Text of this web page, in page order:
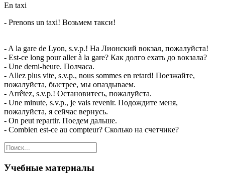
En taxi
- Prenons un taxi! Возьмем такси!
- A la gare de Lyon, s.v.p.! На Лионский вокзал, пожалуйста!
- Est-ce long pour aller à la gare? Как долго ехать до вокзала?
- Une demi-heure. Полчаса.
- Allez plus vite, s.v.p., nous sommes en retard! Поезжайте,
пожалуйста, быстрее, мы опаздываем.
- Arrêtez, s.v.p.! Остановитесь, пожалуйста.
- Une minute, s.v.p., je vais revenir. Подождите меня,
пожалуйста, я сейчас вернусь.
- On peut repartir. Поедем дальше.
- Combien est-ce au compteur? Сколько на счетчике?
Учебные материалы